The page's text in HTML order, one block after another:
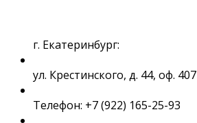
г. Екатеринбург:
ул. Крестинского, д. 44, оф. 407
Телефон: +7 (922) 165-25-93